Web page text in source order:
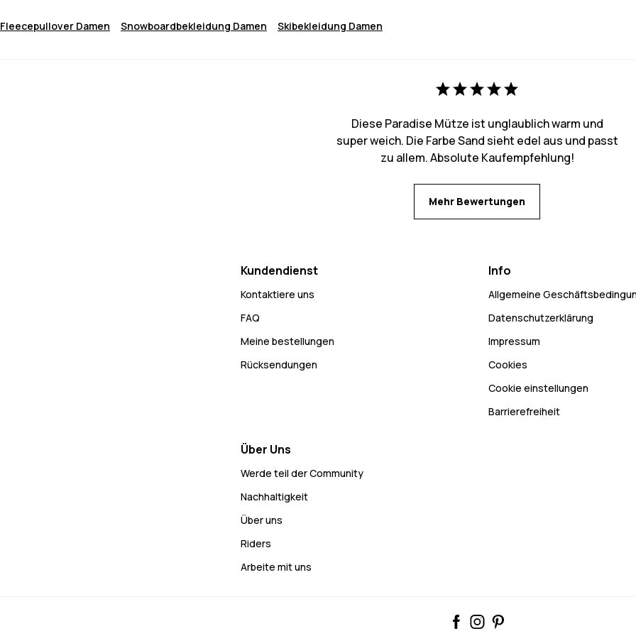
Fleecepullover Damen Snowboardbekleidung Damen Skibekleidung Damen
Diese Paradise Mütze ist unglaublich warm und
super weich. Die Farbe Sand sieht edel aus und passt
zu allem. Absolute Kaufempfehlung!
Mehr Bewertungen
Kundendienst
Kontaktiere uns
FAQ
Meine bestellungen
Rücksendungen
Info
Allgemeine
Datenschutzerklärung
Impressum
Cookies
Cookie einstellungen
Barrierefreiheit
Über Uns
Werde teil der Community
Nachhaltigkeit
Über uns
Riders
Arbeite mit uns